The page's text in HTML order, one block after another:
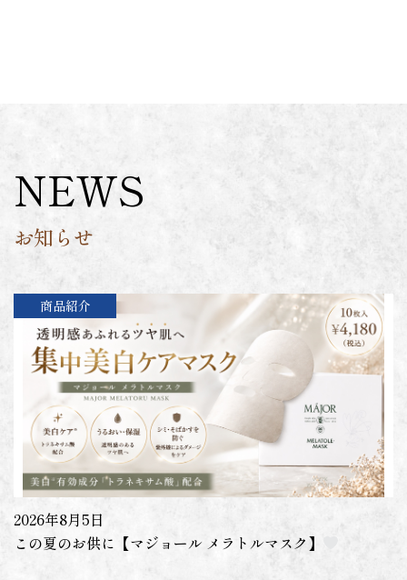
NEWS
お知らせ
商品紹介
2026年8月5日
この夏のお供に【マジョール メラトルマスク】